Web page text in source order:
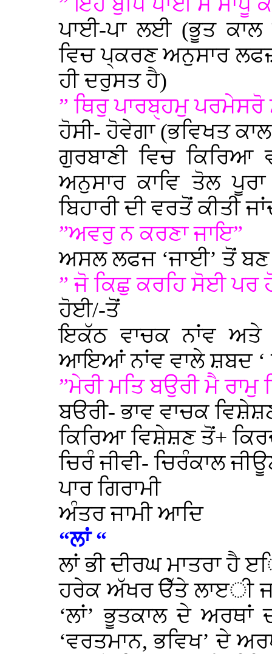
ਪਾਈ-ਪਾ ਲਈ (ਭੂਤ
ਵਿਚ ਪ੍ਕਰਣ ਅਨੁਸਾਰ
ਹੀ ਦਰੁਸਤ ਹੈ)
” ਥਿਰੁ ਪਾਰਬੑਹਮੁ ਪਰਮੇਸਰੋ
ਹੋਸੀ- ਹੋਵੇਗਾ (ਭਵਿਖਤ
ਗੁਰਬਾਣੀ ਵਿਚ
ਅਨੁਸਾਰ ਕਾਵਿ ਤੋਲ
ਬਿਹਾਰੀ ਦੀ ਵਰਤੋਂ ਕੀਤੀ
”ਅਵਰੁ ਨ ਕਰਣਾ ਜਾਇ”
ਅਸਲ ਲਫਜ ‘ਜਾਈ’ ਤੋਂ ਬਣ
” ਜੋ ਕਿਛੁ ਕਰਹਿ ਸੋਈ ਪਰ
ਹੋਈ/-ਤੋਂ
ਇਕੱਠ ਵਾਚਕ ਨਾਂਵ ਅਤੇ
ਆਇਆਂ ਨਾਂਵ ਵਾਲੇ ਸ਼ਬਦ ‘
”ਮੇਰੀ ਮਤਿ ਬਉਰੀ ਮੈ ਰਾਮੁ
ਬੳਰੀ- ਭਾਵ ਵਾਚਕ
ਕਿਰਿਆ ਵਿਸ਼ੇਸ਼ਣ ਤੋਂ+
ਚਿਰੰ ਜੀਵੀ- ਚਿਰੰਕਾਲ
ਪਾਰ ਗਿਰਾਮੀ
ਅੰਤਰ ਜਾਮੀ ਆਦਿ
“ਲਾਂ “
ਲਾਂ ਭੀ ਦੀਰਘ ਮਾਤਰਾ ਹੈ
ਹਰੇਕ ਅੱਖਰ ੳੱਤੇ ਲਾੲੀ
‘ਲਾਂ’ ਭੂਤਕਾਲ ਦੇ
‘ਵਰਤਮਾਨ, ਭਵਿਖ’ ਦੇ